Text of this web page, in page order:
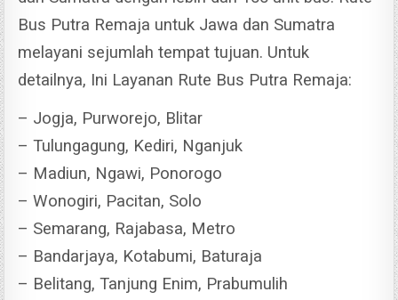
Bus Putra Remaja untuk Jawa dan Sumatra
melayani sejumlah tempat tujuan. Untuk
detailnya, Ini Layanan Rute Bus Putra Remaja:
– Jogja, Purworejo, Blitar
– Tulungagung, Kediri, Nganjuk
– Madiun, Ngawi, Ponorogo
– Wonogiri, Pacitan, Solo
– Semarang, Rajabasa, Metro
– Bandarjaya, Kotabumi, Baturaja
– Belitang, Tanjung Enim, Prabumulih